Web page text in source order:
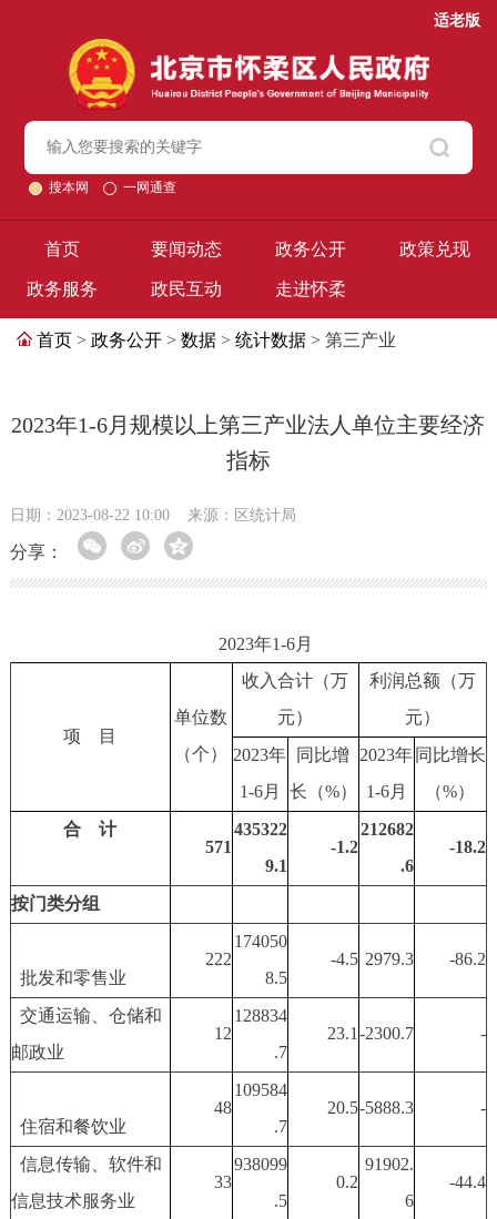
适老版
搜本网 一网通查
首页 要闻动态 政务公开 政策兑现
政务服务 政民互动 走进怀柔
首页 > 政务公开 > 数据 > 统计数据 > 第三产业
2023年1-6月规模以上第三产业法人单位主要经济
指标
日期：2023-08-22 10:00 来源：区统计局
分享：
2023年1-6月
项 目
单位数
（个）
收入合计（万
元）
利润总额（万
元）
2023年
1-6月
同比增
长（%）
2023年
1-6月
同比增长
（%）
合 计
571
435322
9.1
-1.2
212682
.6
-18.2
按门类分组
批发和零售业
222
174050
8.5
-4.5 2979.3 -86.2
交通运输、仓储和
邮政业
12
128834
.7
23.1 -2300.7 -
住宿和餐饮业
48
109584
.7
20.5-5888.3 -
信息传输、软件和
信息技术服务业
33
938099
.5
0.2
91902.
6
-44.4